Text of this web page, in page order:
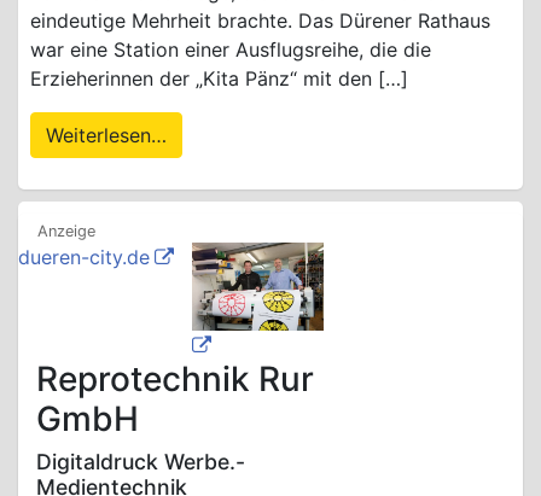
eindeutige Mehrheit brachte. Das Dürener Rathaus
war eine Station einer Ausflugsreihe, die die
Erzieherinnen der „Kita Pänz“ mit den […]
Weiterlesen…
dueren-city.de
Reprotechnik Rur
GmbH
Digitaldruck Werbe.-
Medientechnik